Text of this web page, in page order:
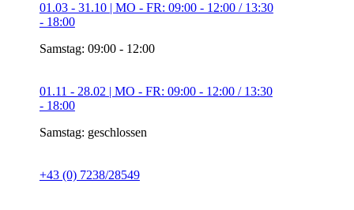
01.03 - 31.10 | MO - FR: 09:00 - 12:00 / 13:30
- 18:00
Samstag: 09:00 - 12:00
01.11 - 28.02 | MO - FR: 09:00 - 12:00 / 13:30
- 18:00
Samstag: geschlossen
+43 (0) 7238/28549